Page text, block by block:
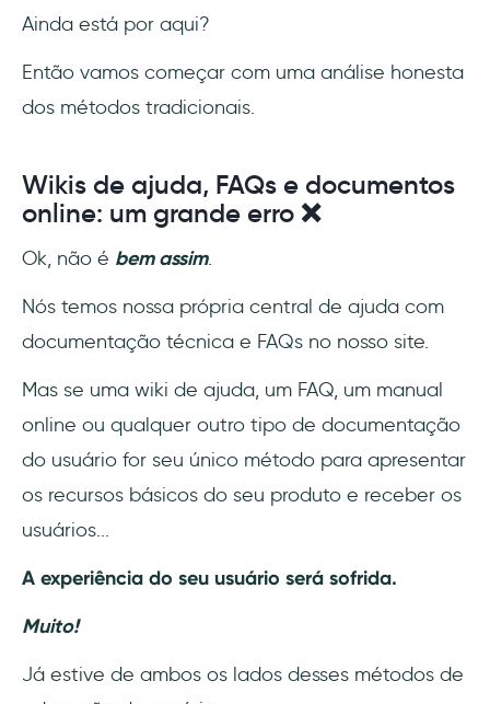
Ainda está por aqui?
Então vamos começar com uma análise honesta
dos métodos tradicionais.
Wikis de ajuda, FAQs e documentos
online: um grande erro ❌
Ok, não é bem assim.
Nós temos nossa própria central de ajuda com
documentação técnica e FAQs no nosso site.
Mas se uma wiki de ajuda, um FAQ, um manual
online ou qualquer outro tipo de documentação
do usuário for seu único método para apresentar
os recursos básicos do seu produto e receber os
usuários...
A experiência do seu usuário será sofrida.
Muito!
Já estive de ambos os lados desses métodos de